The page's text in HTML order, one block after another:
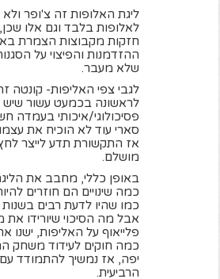
ליגת האלופות זה צ'ופר ולא
לאלופות בלבד וגם אלו
חזקות מקבוצות הצמרת
ההזדמנות והפיצוי על
שלא מעבר.
לגבי צפי האליפות- קונטה
לראשונה בכמעט עשור שיש
פסיכולוגי/איכותי בעמדה
סארי עוד לא הוכיח את
אז התקשורת תדע לייצר
מושלם.
באופן כללי, מחבב את
כמה שינויים הם חוזרים
כמו שהיו לדעת רבים
פלייאוף על האליפות, ישנו
כמה חוקים לעידוד משחק
יפה, אז נמשיך להתמודד
הרביעית.